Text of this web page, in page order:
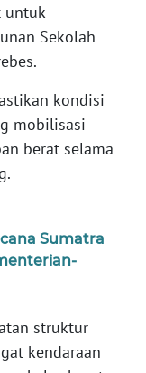
untuk
Sekolah
kondisi
mobilisasi
berat selama
Sumatra
struktur
kendaraan